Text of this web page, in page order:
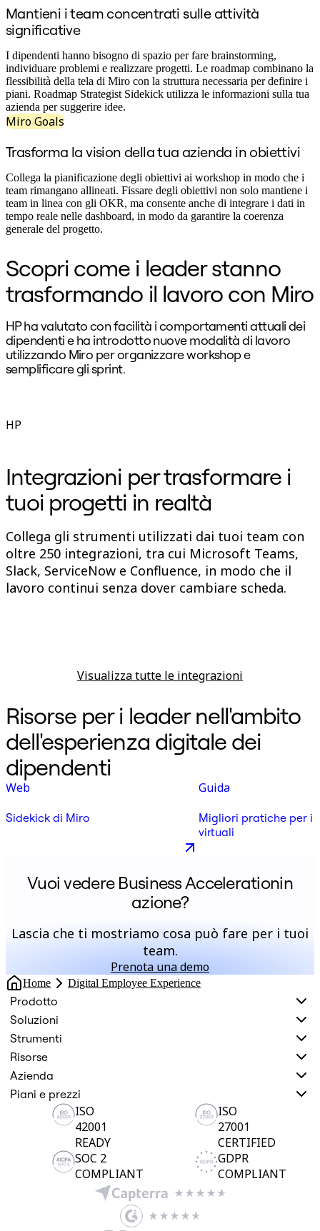
Formazione
Webinar
Reforge Learning
Community e supporto
Centro assistenza
Eventi
Partner e servizi
Miro Professional Services
Partner di soluzioni
Prezzi
Mantieni i team concentrati sulle attività
significative
I dipendenti hanno bisogno di spazio per fare brainstorming,
individuare problemi e realizzare progetti. Le roadmap combinano la
flessibilità della tela di Miro con la struttura necessaria per definire i
piani. Roadmap Strategist Sidekick utilizza le informazioni sulla tua
azienda per suggerire idee.
Miro Goals
Trasforma la vision della tua azienda in obiettivi
Collega la pianificazione degli obiettivi ai workshop in modo che i
team rimangano allineati. Fissare degli obiettivi non solo mantiene i
team in linea con gli OKR, ma consente anche di integrare i dati in
tempo reale nelle dashboard, in modo da garantire la coerenza
generale del progetto.
Scopri come i leader stanno
trasformando il lavoro con Miro
HP ha valutato con facilità i comportamenti attuali dei
dipendenti e ha introdotto nuove modalità di lavoro
utilizzando Miro per organizzare workshop e
semplificare gli sprint.
HP
Integrazioni per trasformare i
tuoi progetti in realtà
Collega gli strumenti utilizzati dai tuoi team con
oltre 250 integrazioni, tra cui Microsoft Teams,
Slack, ServiceNow e Confluence, in modo che il
lavoro continui senza dover cambiare scheda.
Visualizza tutte le integrazioni
Risorse per i leader nell'ambito
dell'esperienza digitale dei
dipendenti
Web
Sidekick di Miro
Guida
Migliori pratiche per i
virtuali
Vuoi vedere Business Accelerationin
azione?
Lascia che ti mostriamo cosa può fare per i tuoi
team.
Prenota una demo
Home Digital Employee Experience
Prodotto
Soluzioni
Strumenti
Risorse
Azienda
Piani e prezzi
ISO
42001
READY
ISO
27001
CERTIFIED
SOC 2
COMPLIANT
GDPR
COMPLIANT